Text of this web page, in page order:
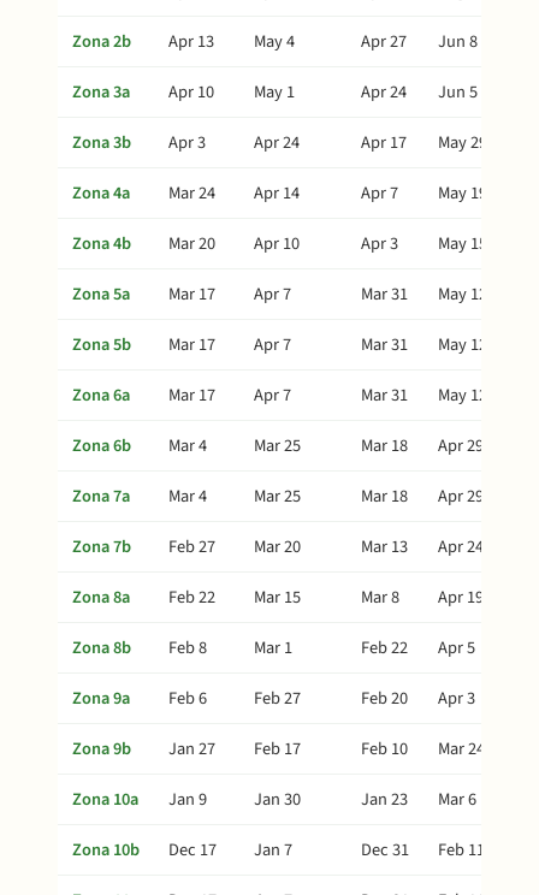
Zona 2b
Apr 13 May 4 Apr 27
Jun 8
Zona 3a
Apr 10 May 1 Apr 24
Jun 5
Zona 3b
Apr 3 Apr 24 Apr 17
May 29
Zona 4a
Mar 24 Apr 14 Apr 7
May 19
Zona 4b
Mar 20 Apr 10 Apr 3
May 15
Zona 5a
Mar 17 Apr 7 Mar 31
May 12
Zona 5b
Mar 17 Apr 7 Mar 31
May 12
Zona 6a
Mar 17 Apr 7 Mar 31
May 12
Zona 6b
Mar 4 Mar 25 Mar 18
Apr 29
Zona 7a
Mar 4 Mar 25 Mar 18
Apr 29
Zona 7b
Feb 27 Mar 20 Mar 13
Apr 24
Zona 8a
Feb 22 Mar 15 Mar 8
Apr 19
Zona 8b
Feb 8 Mar 1 Feb 22
Apr 5
Zona 9a
Feb 6 Feb 27 Feb 20
Apr 3
Zona 9b
Jan 27 Feb 17 Feb 10
Mar 24
Zona 10a
Jan 9 Jan 30 Jan 23
Mar 6
Zona 10b
Dec 17 Jan 7 Dec 31
Feb 11